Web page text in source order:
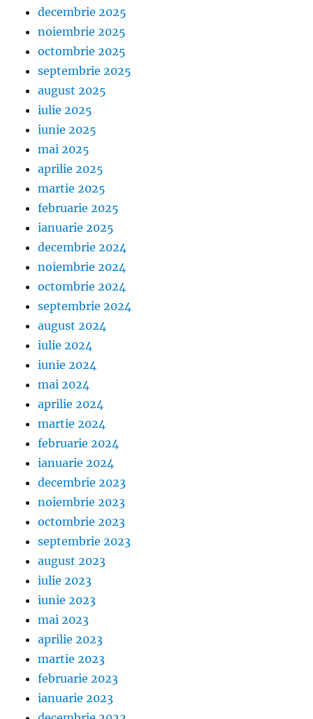
decembrie 2025
noiembrie 2025
octombrie 2025
septembrie 2025
august 2025
iulie 2025
iunie 2025
mai 2025
aprilie 2025
martie 2025
februarie 2025
ianuarie 2025
decembrie 2024
noiembrie 2024
octombrie 2024
septembrie 2024
august 2024
iulie 2024
iunie 2024
mai 2024
aprilie 2024
martie 2024
februarie 2024
ianuarie 2024
decembrie 2023
noiembrie 2023
octombrie 2023
septembrie 2023
august 2023
iulie 2023
iunie 2023
mai 2023
aprilie 2023
martie 2023
februarie 2023
ianuarie 2023